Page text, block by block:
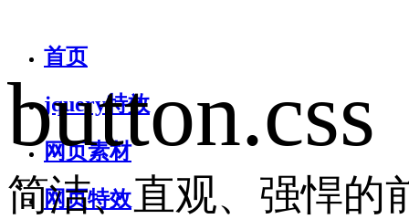
首页
jquery特效
网页素材
网页特效
button.css
简洁、直观、强悍的